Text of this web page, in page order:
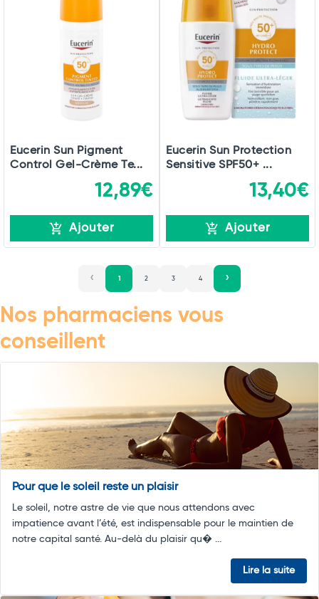
Eucerin Sun Pigment
Control Gel-Crème Te...
12,89€
Ajouter
Eucerin Sun Protection
Sensitive SPF50+ ...
13,40€
Ajouter
1 2 3 4
Nos pharmaciens vous
conseillent
Pour que le soleil reste un plaisir
Le soleil, notre astre de vie que nous attendons avec
impatience avant l’été, est indispensable pour le maintien de
notre capital santé. Au-delà du plaisir qu� ...
Lire la suite